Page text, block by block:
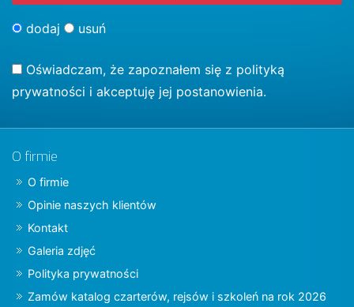
dodaj usuń
Oświadczam, że zapoznałem się z polityką
prywatności i akceptuję jej postanowienia.
O firmie
O firmie
Opinie naszych klientów
Kontakt
Galeria zdjęć
Polityka prywatności
Zamów katalog czarterów, rejsów i szkoleń na rok 2026